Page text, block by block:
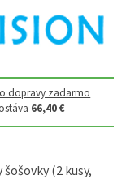
dopravy zadarmo
66,40 €
(2 kusy,